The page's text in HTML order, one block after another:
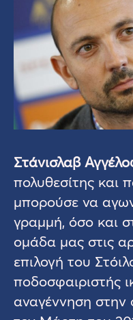
Στάνισλαβ
πολυθεσίτης και
μπορούσε να
γραμμή, όσο και
ομάδα μας στις
επιλογή του
ποδοσφαιριστής
αναγέννηση στην